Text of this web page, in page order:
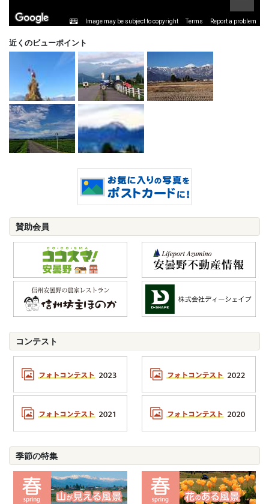
Image may be subject to copyright Terms Report a problem
近くのビューポイント
賛助会員
コンテスト
季節の特集